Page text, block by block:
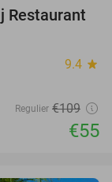
50%
Restaurant
9.4 star
Regulier €109
€55